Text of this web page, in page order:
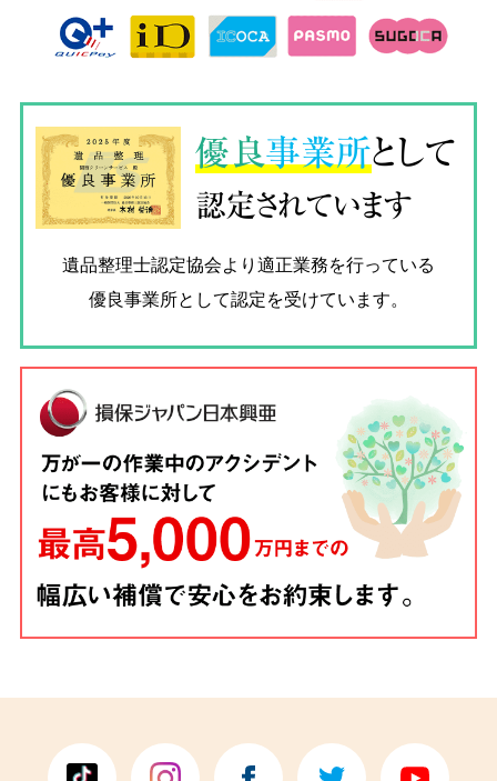
優良事業所として
認定されています
遺品整理士認定協会より適正業務を行っている
優良事業所として認定を受けています。